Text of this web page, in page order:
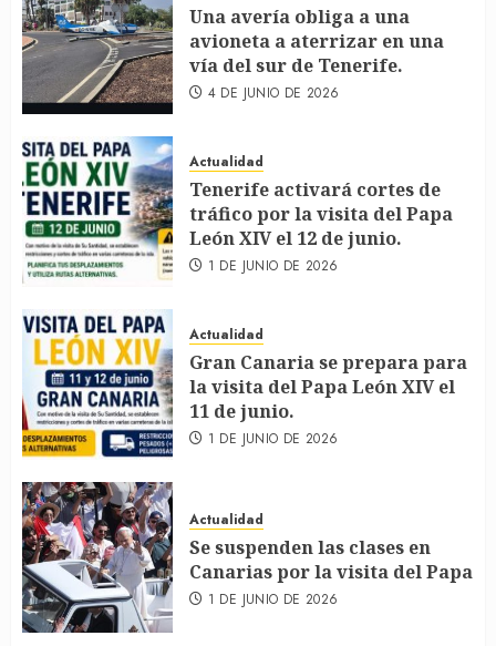
Una avería obliga a una
avioneta a aterrizar en una
vía del sur de Tenerife.
4 DE JUNIO DE 2026
Actualidad
Tenerife activará cortes de
tráfico por la visita del Papa
León XIV el 12 de junio.
1 DE JUNIO DE 2026
Actualidad
Gran Canaria se prepara para
la visita del Papa León XIV el
11 de junio.
1 DE JUNIO DE 2026
Actualidad
Se suspenden las clases en
Canarias por la visita del Papa
1 DE JUNIO DE 2026